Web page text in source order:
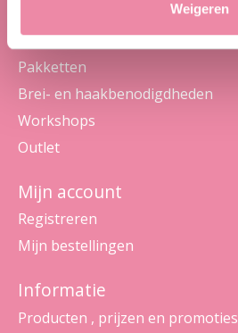
Weigeren
Wol en garens
Pakketten
Brei- en haakbenodigdheden
Workshops
Outlet
Mijn account
Registreren
Mijn bestellingen
Informatie
Producten , prijzen en promoties